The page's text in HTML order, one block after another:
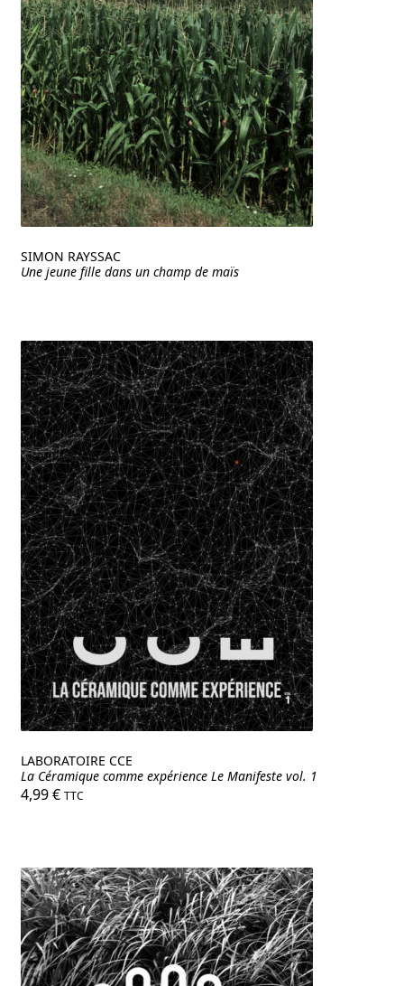
SIMON RAYSSAC
Une jeune fille dans un champ de maïs
LABORATOIRE CCE
La Céramique comme expérience Le Manifeste vol. 1
4,99€ TTC